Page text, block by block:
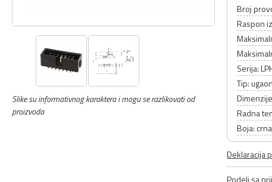
Slike su informativnog karaktera i mogu se razlikovati od
proizvoda
Broj
Raspon
Serija:
Tip:
Radna
Boja: crna
Deklaracija
Podeli sa